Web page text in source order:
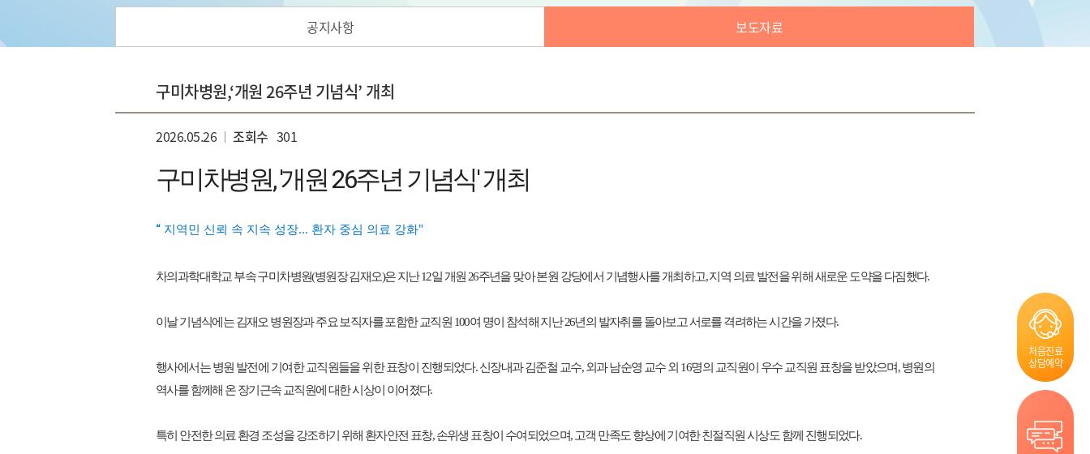
처음진료
상담예약
공지사항 보도자료
구미차병원,‘개원 26주년 기념식’ 개최
2026.05.26 조회수 301
구미차병원, '개원 26주년 기념식' 개최
“ 지역민 신뢰 속 지속 성장... 환자 중심 의료 강화"
차의과학대학교 부속 구미차병원(병원장 김재오)은 지난12일 개원 26주년을 맞아 본원 강당에서 기념행사를 개최하고,지역 의료 발전을 위해 새로운 도약을 다짐했다.
이날 기념식에는 김재오 병원장과 주요 보직자를 포함한 교직원 100여 명이 참석해 지난26년의 발자취를 돌아보고 서로를 격려하는 시간을 가졌다.
행사에서는 병원 발전에 기여한 교직원들을 위한 표창이 진행되었다.신장내과 김준철 교수,외과 남순영 교수 외 16명의 교직원이 우수 교직원 표창을 받았으며,병원의
역사를 함께해 온 장기근속 교직원에 대한 시상이 이어졌다.
특히 안전한 의료 환경 조성을 강조하기 위해 환자안전 표창,손위생 표창이 수여되었으며, 고객 만족도 향상에 기여한 친절직원 시상도 함께 진행되었다.